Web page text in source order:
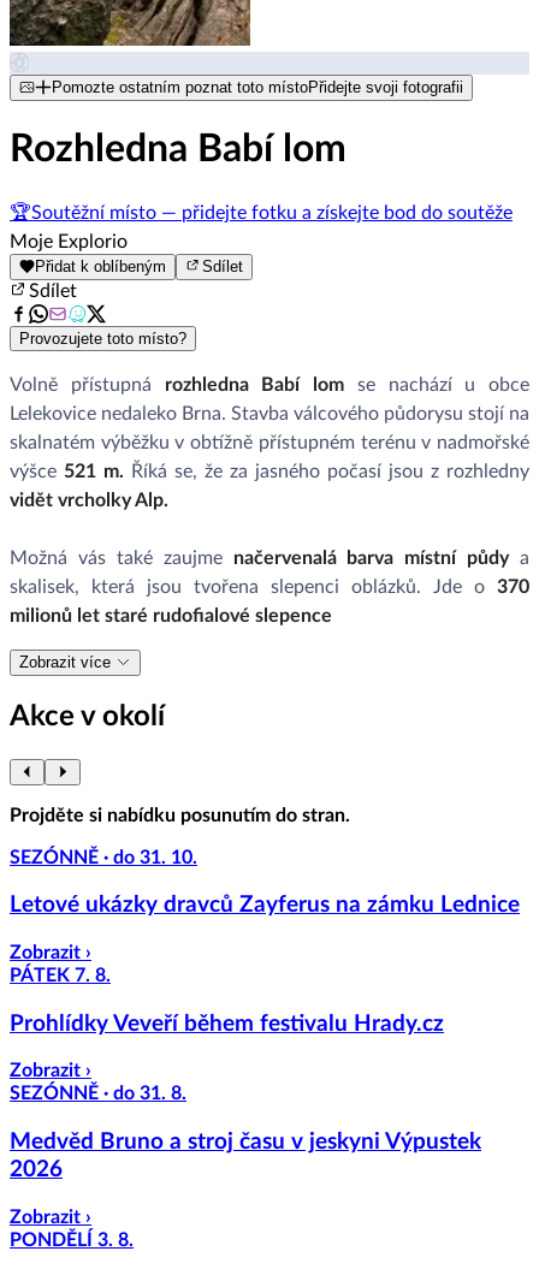
Pomozte ostatním poznat toto místoPřidejte svoji fotografii
Rozhledna Babí lom
🏆Soutěžní místo — přidejte fotku a získejte bod do soutěže
Moje Explorio
Přidat k oblíbeným Sdílet
Sdílet
Provozujete toto místo?
Volně přístupná rozhledna Babí lom se nachází u obce
Lelekovice nedaleko Brna. Stavba válcového půdorysu stojí na
skalnatém výběžku v obtížně přístupném terénu v nadmořské
výšce 521 m. Říká se, že za jasného počasí jsou z rozhledny
vidět vrcholky Alp.
Možná vás také zaujme načervenalá barva místní půdya
skalisek, která jsou tvořena slepenci oblázků. Jde o 370
milionů let staré rudofialové slepence
Zobrazit více
Akce v okolí
Projděte si nabídku posunutím do stran.
SEZÓNNĚ · do 31. 10.
Letové ukázky dravců Zayferus na zámku Lednice
Zobrazit ›
PÁTEK 7. 8.
Prohlídky Veveří během festivalu Hrady.cz
Zobrazit ›
SEZÓNNĚ · do 31. 8.
Medvěd Bruno a stroj času v jeskyni Výpustek
2026
Zobrazit ›
PONDĚLÍ 3. 8.